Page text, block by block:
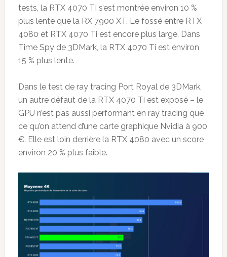
tests, la RTX 4070 TI s’est montrée environ 10 %
plus lente que la RX 7900 XT. Le fossé entre RTX
4080 et RTX 4070 Ti est encore plus large. Dans
Time Spy de 3DMark, la RTX 4070 Ti est environ
15 % plus lente.
Dans le test de ray tracing Port Royal de 3DMark,
un autre défaut de la RTX 4070 Ti est exposé – le
GPU n’est pas aussi performant en ray tracing que
ce qu’on attend d’une carte graphique Nvidia à 900
€. Elle est loin derrière la RTX 4080 avec un score
environ 20 % plus faible.